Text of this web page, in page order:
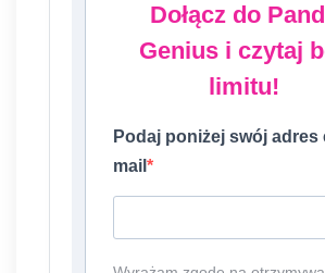
Dołącz do
Genius i czytaj
limitu!
Podaj poniżej swój adres
mail